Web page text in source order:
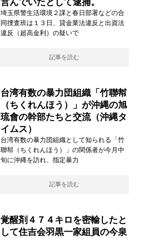
営んでいたとして逮捕。
埼玉県警生活環境２課と春日部署などの合
同捜査班は１３日、貸金業法違反と出資法
違反（超高金利）の疑いで
記事を読む
台湾有数の暴力団組織「竹聯幇
（ちくれんほう）」が沖縄の旭
琉會の幹部たちと交流（沖縄タ
イムス）
台湾有数の暴力団組織として知られる「竹
聯幇（ちくれんほう）」の関係者が今月中
旬に沖縄を訪れ、指定暴力
記事を読む
覚醒剤４７４キロを密輸したと
して住吉会羽黒一家組員の今泉